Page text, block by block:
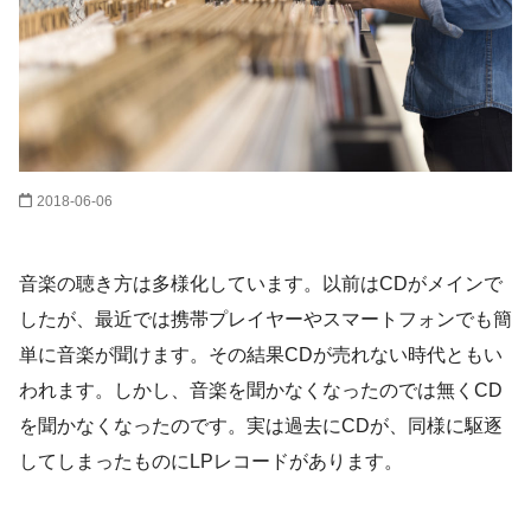
2018-06-06
音楽の聴き方は多様化しています。以前はCDがメインで
したが、最近では携帯プレイヤーやスマートフォンでも簡
単に音楽が聞けます。その結果CDが売れない時代ともい
われます。しかし、音楽を聞かなくなったのでは無くCD
を聞かなくなったのです。実は過去にCDが、同様に駆逐
してしまったものにLPレコードがあります。